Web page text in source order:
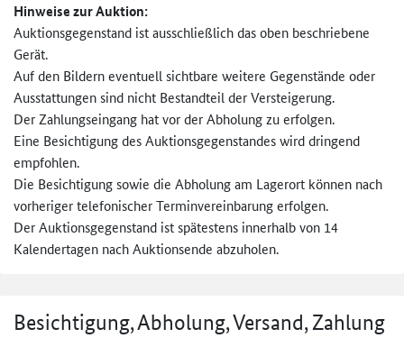
Hinweise zur Auktion:
Auktionsgegenstand ist ausschließlich das oben beschriebene
Gerät.
Auf den Bildern eventuell sichtbare weitere Gegenstände oder
Ausstattungen sind nicht Bestandteil der Versteigerung.
Der Zahlungseingang hat vor der Abholung zu erfolgen.
Eine Besichtigung des Auktionsgegenstandes wird dringend
empfohlen.
Die Besichtigung sowie die Abholung am Lagerort können nach
vorheriger telefonischer Terminvereinbarung erfolgen.
Der Auktionsgegenstand ist spätestens innerhalb von 14
Kalendertagen nach Auktionsende abzuholen.
Besichtigung, Abholung, Versand, Zahlung